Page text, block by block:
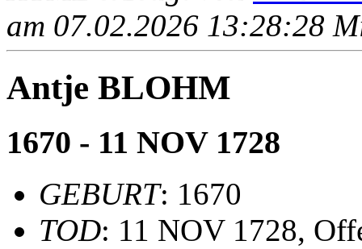
am 07.02.2026 13:28:28
Antje BLOHM
1670 - 11 NOV 1728
GEBURT: 1670
TOD: 11 NOV 1728,